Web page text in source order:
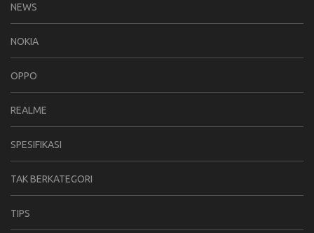
NEWS
NOKIA
OPPO
REALME
SPESIFIKASI
TAK BERKATEGORI
TIPS